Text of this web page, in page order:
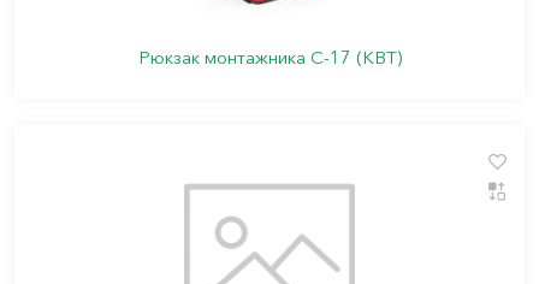
Рюкзак монтажника С-17 (КВТ)